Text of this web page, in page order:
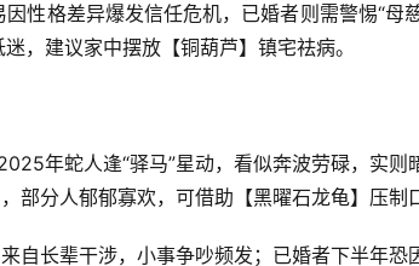
性格差异爆发信任危机，已婚者则需警惕“母
，建议家中摆放【铜葫芦】镇宅祛病。
年蛇人逢“驿马”星动，看似奔波劳碌，实
部分人郁郁寡欢，可借助【黑曜石龙龟】压制
自长辈干涉，小事争吵频发；已婚者下半年